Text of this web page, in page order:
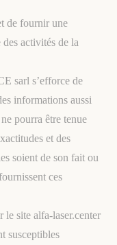
de fournir une
activités de la
sarl s’efforce de
informations aussi
pourra être tenue
et des
soient de son fait ou
ces
le site alfa-laser.center
susceptibles